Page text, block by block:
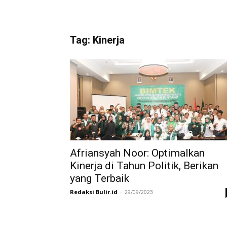
Tag: Kinerja
Afriansyah Noor: Optimalkan
Kinerja di Tahun Politik, Berikan
yang Terbaik
Redaksi Bulir.id - 29/09/2023